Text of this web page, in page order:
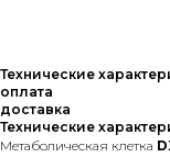
Технические
оплата
доставка
Технические
Метаболическая клетка